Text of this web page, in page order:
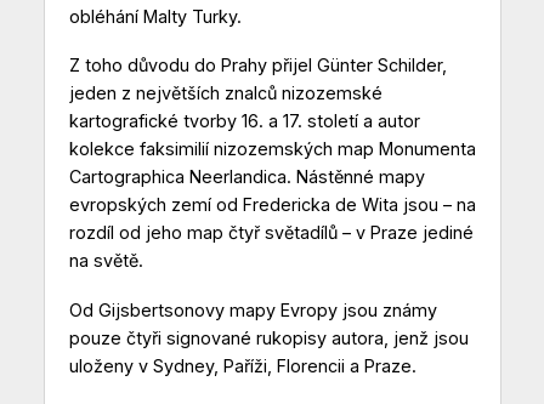
obléhání Malty Turky.
Z toho důvodu do Prahy přijel Günter Schilder,
jeden z největších znalců nizozemské
kartografické tvorby 16. a 17. století a autor
kolekce faksimilií nizozemských map Monumenta
Cartographica Neerlandica. Nástěnné mapy
evropských zemí od Fredericka de Wita jsou – na
rozdíl od jeho map čtyř světadílů – v Praze jediné
na světě.
Od Gijsbertsonovy mapy Evropy jsou známy
pouze čtyři signované rukopisy autora, jenž jsou
uloženy v Sydney, Paříži, Florencii a Praze.